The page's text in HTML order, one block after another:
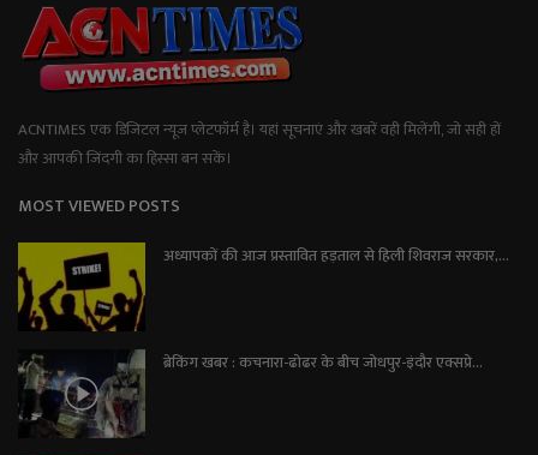
ACNTIMES एक डिजिटल न्यूज प्लेटफॉर्म है। यहां सूचनाएं और खबरें वही मिलेंगी, जो सही हों
और आपकी जिंदगी का हिस्सा बन सकें।
MOST VIEWED POSTS
अध्यापकों की आज प्रस्तावित हड़ताल से हिली शिवराज सरकार,...
ब्रेकिंग खबर : कचनारा-ढोढर के बीच जोधपुर-इंदौर एक्सप्रे...